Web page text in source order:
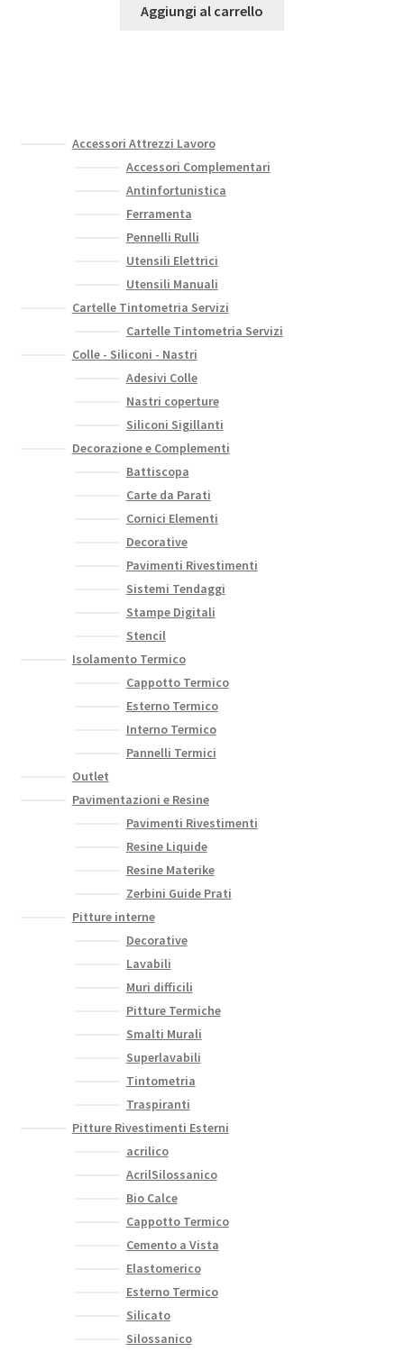
Aggiungi al carrello
Accessori Attrezzi Lavoro
Accessori Complementari
Antinfortunistica
Ferramenta
Pennelli Rulli
Utensili Elettrici
Utensili Manuali
Cartelle Tintometria Servizi
Cartelle Tintometria Servizi
Colle - Siliconi - Nastri
Adesivi Colle
Nastri coperture
Siliconi Sigillanti
Decorazione e Complementi
Battiscopa
Carte da Parati
Cornici Elementi
Decorative
Pavimenti Rivestimenti
Sistemi Tendaggi
Stampe Digitali
Stencil
Isolamento Termico
Cappotto Termico
Esterno Termico
Interno Termico
Pannelli Termici
Outlet
Pavimentazioni e Resine
Pavimenti Rivestimenti
Resine Liquide
Resine Materike
Zerbini Guide Prati
Pitture interne
Decorative
Lavabili
Muri difficili
Pitture Termiche
Smalti Murali
Superlavabili
Tintometria
Traspiranti
Pitture Rivestimenti Esterni
acrilico
AcrilSilossanico
Bio Calce
Cappotto Termico
Cemento a Vista
Elastomerico
Esterno Termico
Silicato
Silossanico